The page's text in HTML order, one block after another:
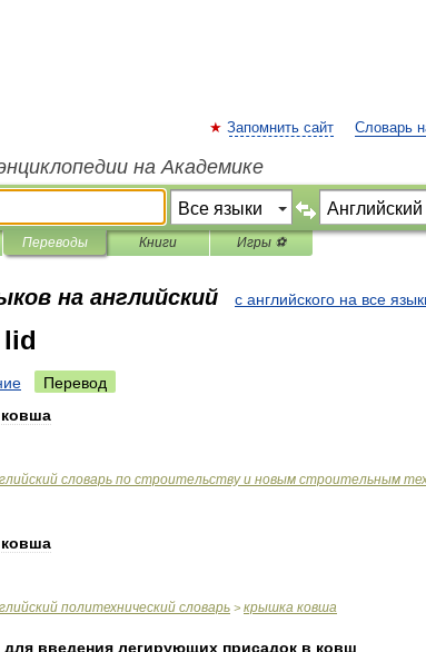
Запомнить сайт Словарь
на Академике
Переводы Книги Игры ⚽
на английский с английского на все
Перевод
ковша
словарь по строительству и новым строительным
ковша
политехнический словарь > крышка ковша
для введения легирующих присадок в ковш